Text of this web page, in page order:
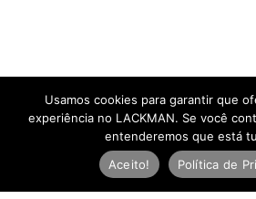
Usamos cookies para garantir que
experiência no LACKMAN. Se você
entenderemos que está
Aceito!
Política de